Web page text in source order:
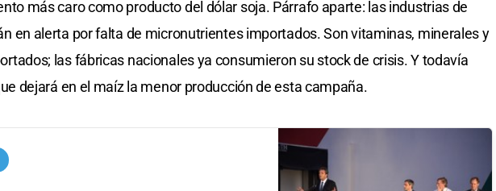
más caro como producto del dólar soja. Párrafo aparte: las industrias de
en alerta por falta de micronutrientes importados. Son vitaminas, minerales y
las fábricas nacionales ya consumieron su stock de crisis. Y todavía
dejará en el maíz la menor producción de esta campaña.